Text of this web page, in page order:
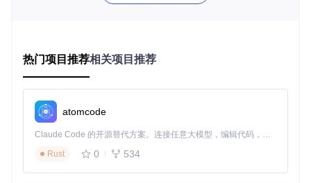
能获得一致的操作体验，无需重新学习使用逻辑。
功能图谱：场景化音乐解决方案
传统痛点：用户为了找到一首特定歌曲，可能需要在多个音乐
无法播放。
热门项目推荐相关项目推荐
atomcode
Claude Code 的开源替代方案。连接任意大模型，编辑代码，运行命令，自动验证 — 全自动执行。用 Rust 构建，极致性能。 ｜ An open-source alternative to Claude Code. Connect any LLM, edit code, run commands, and verify changes — autonomously. Built in Rust for speed. Get Started
Rust
0 534